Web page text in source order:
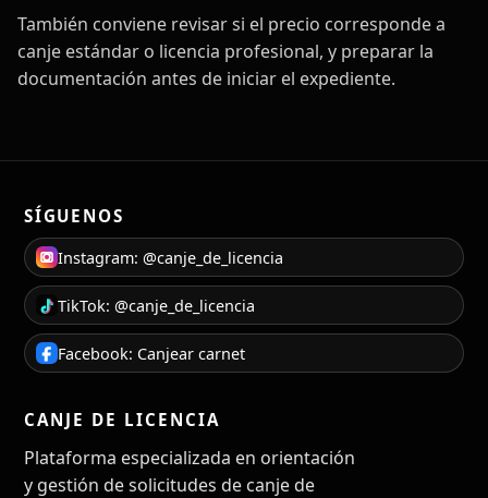
También conviene revisar si el precio corresponde a
canje estándar o licencia profesional, y preparar la
documentación antes de iniciar el expediente.
SÍGUENOS
Instagram: @canje_de_licencia
TikTok: @canje_de_licencia
Facebook: Canjear carnet
CANJE DE LICENCIA
Plataforma especializada en orientación
y gestión de solicitudes de canje de